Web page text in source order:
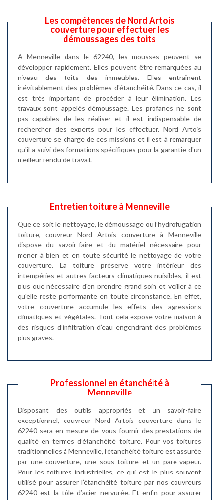
Les compétences de Nord Artois
couverture pour effectuer les
démoussages des toits
A Menneville dans le 62240, les mousses peuvent se
développer rapidement. Elles peuvent être remarquées au
niveau des toits des immeubles. Elles entraînent
inévitablement des problèmes d'étanchéité. Dans ce cas, il
est très important de procéder à leur élimination. Les
travaux sont appelés démoussage. Les profanes ne sont
pas capables de les réaliser et il est indispensable de
rechercher des experts pour les effectuer. Nord Artois
couverture se charge de ces missions et il est à remarquer
qu'il a suivi des formations spécifiques pour la garantie d'un
meilleur rendu de travail.
Entretien toiture à Menneville
Que ce soit le nettoyage, le démoussage ou l’hydrofugation
toiture, couvreur Nord Artois couverture à Menneville
dispose du savoir-faire et du matériel nécessaire pour
mener à bien et en toute sécurité le nettoyage de votre
couverture. La toiture préserve votre intérieur des
intempéries et autres facteurs climatiques nuisibles, il est
plus que nécessaire d'en prendre grand soin et veiller à ce
qu'elle reste performante en toute circonstance. En effet,
votre couverture accumule les effets des agressions
climatiques et végétales. Tout cela expose votre maison à
des risques d’infiltration d’eau engendrant des problèmes
plus graves.
Professionnel en étanchéité à
Menneville
Disposant des outils appropriés et un savoir-faire
exceptionnel, couvreur Nord Artois couverture dans le
62240 sera en mesure de vous fournir des prestations de
qualité en termes d’étanchéité toiture. Pour vos toitures
traditionnelles à Menneville, l’étanchéité toiture est assurée
par une couverture, une sous toiture et un pare-vapeur.
Pour les toitures industrielles, ce qui est le plus souvent
utilisé pour assurer l’étanchéité toiture par nos couvreurs
62240 est la tôle d’acier nervurée. Et enfin pour assurer